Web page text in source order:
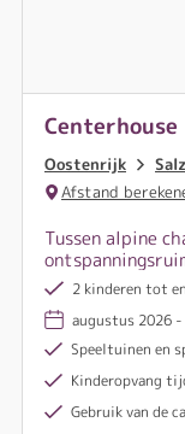
Centerhouse
Oostenrijk
Afstand
Tussen alpine
vertrekpunt
Salzburger Land.
2 kinderen tot
augustus 2026 -
Speeltuinen en
Kinderopvang tijdens
Gebruik van de